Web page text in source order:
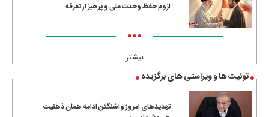
لزوم حفظ وحدت ملی و پرهیز از تفرقه
•••
بیشتر
توئیت ها و ویراستی های برگزیده
تهدیدهای امروز واشنگتن ادامه همان ذهنیت